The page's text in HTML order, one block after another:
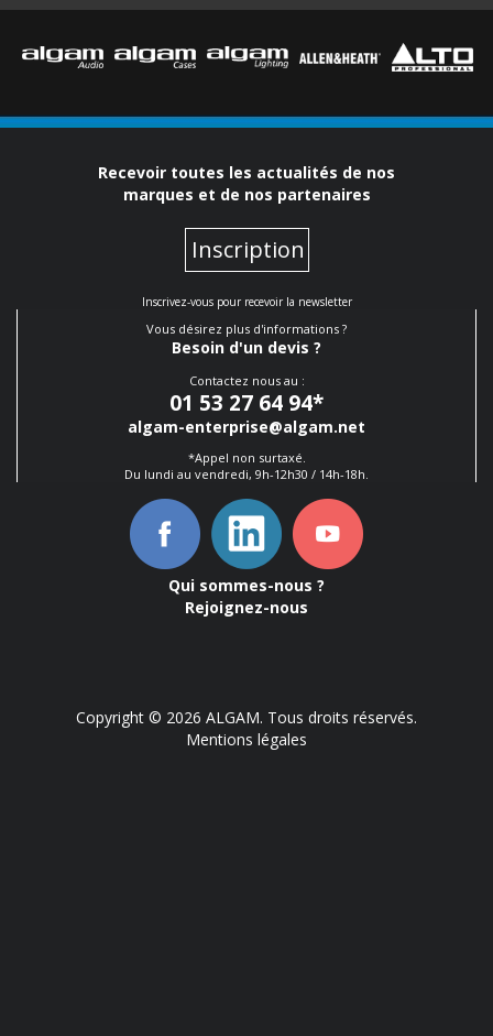
Recevoir toutes les actualités de nos
marques et de nos partenaires
Inscription
Inscrivez-vous pour recevoir la newsletter
Vous désirez plus d'informations ?
Besoin d'un devis ?
Contactez nous au :
01 53 27 64 94*
algam-enterprise@algam.net
*Appel non surtaxé.
Du lundi au vendredi, 9h-12h30 / 14h-18h.
Qui sommes-nous ?
Rejoignez-nous
Copyright © 2026 ALGAM. Tous droits réservés.
Mentions légales